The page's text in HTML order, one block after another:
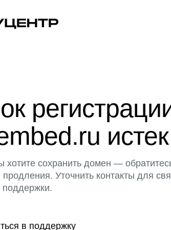
истек
хотите сохранить домен —
Уточнить контакты для
поддержки.
в поддержку